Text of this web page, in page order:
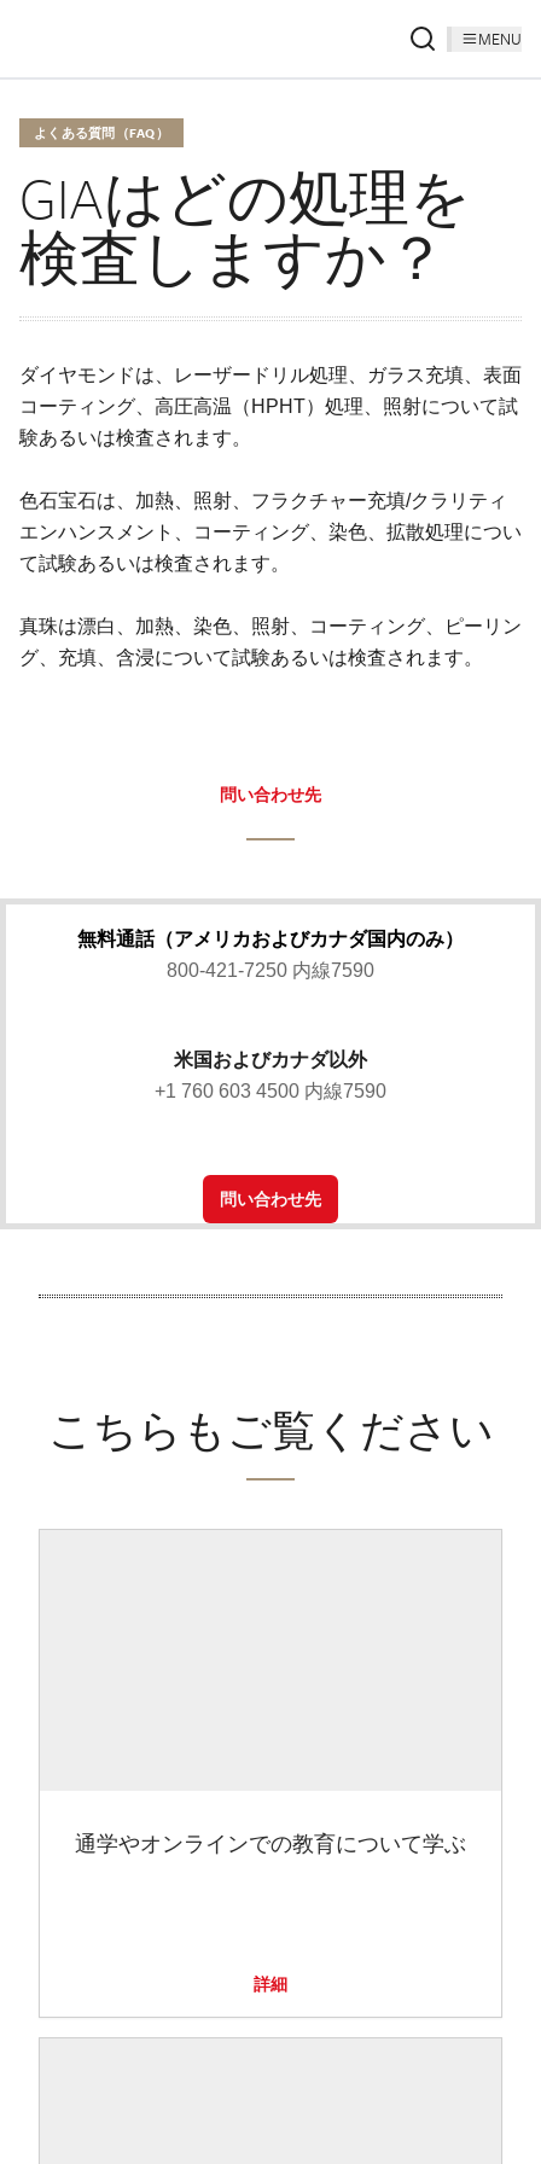
MENU
よくある質問（FAQ）
GIAはどの処理を
検査しますか？
ダイヤモンドは、レーザードリル処理、ガラス充填、表面
コーティング、高圧高温（HPHT）処理、照射について試
験あるいは検査されます。
色石宝石は、加熱、照射、フラクチャー充填/クラリティ
エンハンスメント、コーティング、染色、拡散処理につい
て試験あるいは検査されます。
真珠は漂白、加熱、染色、照射、コーティング、ピーリン
グ、充填、含浸について試験あるいは検査されます。
問い合わせ先
無料通話（アメリカおよびカナダ国内のみ）
800-421-7250 内線7590
米国およびカナダ以外
+1 760 603 4500 内線7590
問い合わせ先
こちらもご覧ください
通学やオンラインでの教育について学ぶ
詳細